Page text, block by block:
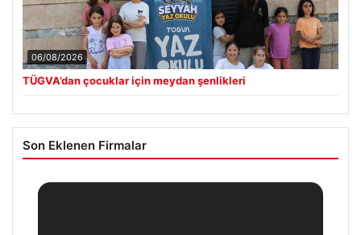
06/08/2026
TÜGVA’dan çocuklar için meydan şenlikleri
Son Eklenen Firmalar